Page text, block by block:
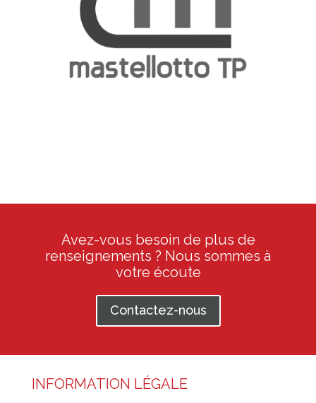
Avez-vous besoin de plus de
renseignements ? Nous sommes à
votre écoute
Contactez-nous
INFORMATION LÉGALE